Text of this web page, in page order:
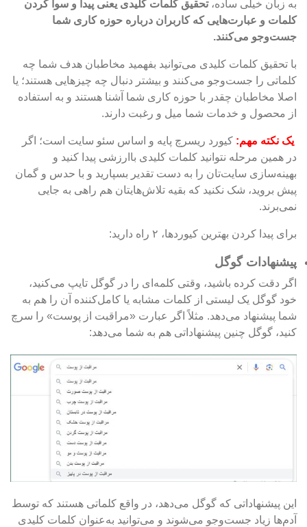
به زبان خیلی ساده،تحقیق کلمات کلیدی یعنی پیدا و سوا کردن
کلمات و عبارت‌هایی که کاربران درباره حوزه کاری شما
جست‌وجو می‌کنند.
با تحقیق کلمات کلیدی می‌توانید بفهمید مخاطبان هدف شما چه
کلماتی را جست‌وجو می‌کنند و بیشتر دنبال چه چیزهایی هستند؛ یا
اصلا مخاطبان چقدر با حوزه کاری شما آشنا هستند و به استفاده
از محصول و خدمات شما میل و رغبت دارند.
یک نکته مهم: کیورد ریسرچ پایه و اساس سئو سایت است؛ اگر
در همین مرحله نتوانید کلمات کلیدی باارزشی پیدا کنید و
بهینه‌سازی سایت‌تان را به دست تقدیر بسپارید و با حدس و گمان
پیش بروید، شک نکنید که بقیه تلاش‌هایتان هم راهی به جایی
نمی‌برند.
برای پیدا کردن بهترین کیوردها، ۲ راه دارید:
پیشنهادات گوگل
اگر دقت کرده باشید، وقتی کلمه‌ای را در گوگل تایپ می‌کنید،
خود گوگل یک‌ لیستی از کلمات مشابه یا کامل‌کننده آن را هم به
شما پیشنهاد می‌دهد. مثلاً اگر عبارت «مراقبت از پوست» را سرچ
کنید، گوگل چنین پیشنهاداتی هم به شما می‌دهد:
این پیشنهاداتی که گوگل می‌دهد، در واقع کلماتی هستند که توسط
آدم‌ها زیاد جست‌وجو می‌شوند و می‌توانید به‌عنوان کلمات کلیدی